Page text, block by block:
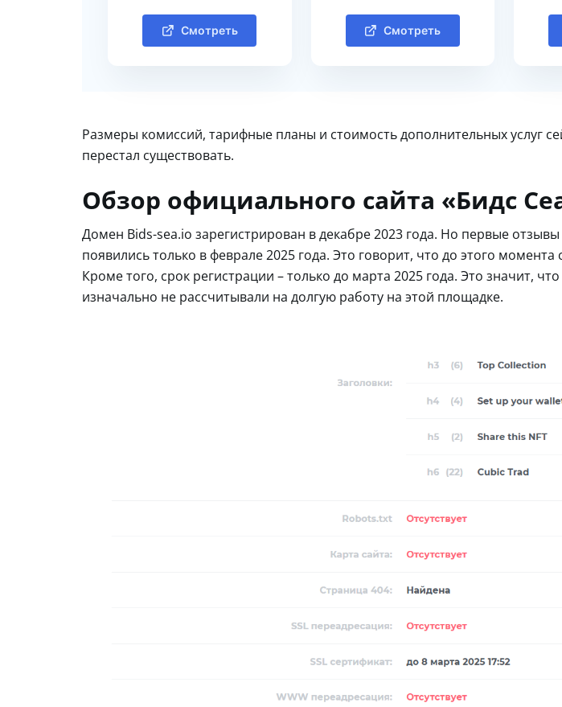
Смотреть Смотреть
Размеры комиссий, тарифные планы и стоимость дополнительных услуг
перестал существовать.
Обзор официального сайта «Бидс
Домен Bids-sea.io зарегистрирован в декабре 2023 года. Но первые
появились только в феврале 2025 года. Это говорит, что до этого момента
Кроме того, срок регистрации – только до марта 2025 года. Это значит,
изначально не рассчитывали на долгую работу на этой площадке.